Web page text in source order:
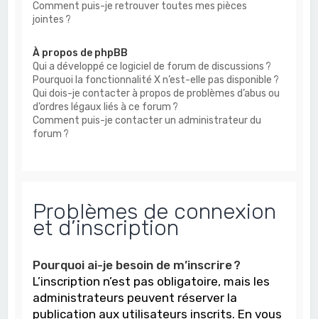
Comment puis-je retrouver toutes mes pièces
jointes ?
À propos de phpBB
Qui a développé ce logiciel de forum de discussions ?
Pourquoi la fonctionnalité X n’est-elle pas disponible ?
Qui dois-je contacter à propos de problèmes d’abus ou
d’ordres légaux liés à ce forum ?
Comment puis-je contacter un administrateur du
forum ?
Problèmes de connexion
et d’inscription
Pourquoi ai-je besoin de m’inscrire ?
L’inscription n’est pas obligatoire, mais les
administrateurs peuvent réserver la
publication aux utilisateurs inscrits. En vous